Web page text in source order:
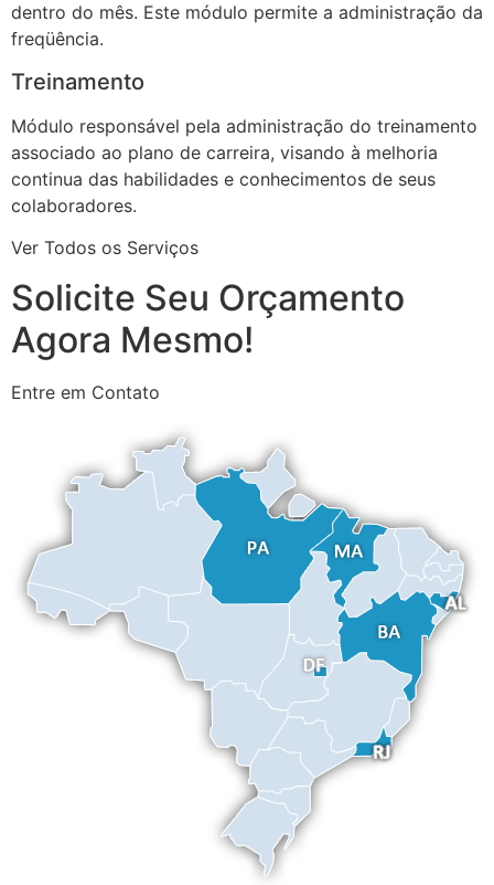
dentro do mês. Este módulo permite a administração da
freqüência.
Treinamento
Módulo responsável pela administração do treinamento
associado ao plano de carreira, visando à melhoria
continua das habilidades e conhecimentos de seus
colaboradores.
Ver Todos os Serviços
Solicite Seu Orçamento
Agora Mesmo!
Entre em Contato